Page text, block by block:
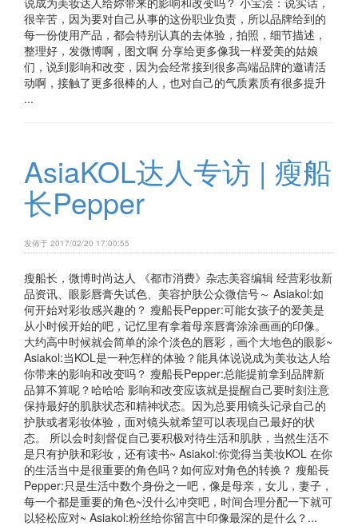
很辛苦，因为要对自己从事的这份职业负责，所以品牌给到的
每一份使用产品，都会特别认真的去体验，拍照，细节描述，
整理好，发微博啊，图文啊 分享给更多像我一样爱美的姑娘
们，说到影响和改变，因为会经常接到很多高端品牌的邀请活
动啊，接触了更多很棒的人，也对自己的气质素质有很多提升
...
AsiaKOL达人专访 | 瘦船
长Pepper
发佈于 2017/02/20 17:00:55
瘦船长，微博时尚达人 《都市消费》杂志美容编辑 经营彩妆新
品资讯、眼影唇膏失试色、美容护肤公众微信号～ Asiakol:如
何开始对彩妆感兴趣的？ 瘦船長Pepper:可能女孩子的爱美是
从小时候开始的吧，记忆里有拿着母亲唇膏涂涂画画的印像。
大约高中时候就会简单的涂个淡色的唇彩，画个大地色的眼影~
Asiakol:当KOL是一种怎样的体验？能具体说说成为美妆达人给
你带来的影响和改变吗？ 瘦船長Pepper:总能提前拿到品牌新
品算不算呢？哈哈哈 影响和改变应该就是提醒自己要时刻注意
保持最好的肌肤状态和精神状态。因为总要用镜头记录自己的
护肤或者彩妆体验，面对镜头就希望可以表现自己最好的状
态。 所以会时刻督促自己要积极对待生活和肌肤，当然生活不
是只有护肤和彩妆，还有读书~ Asiakol:你觉得当美妆KOL 在你
的生活当中是很重要的角色吗？如何应对角色的转换？ 瘦船長
Pepper:只是生活中数个身份之一吧，像是母亲，女儿，妻子，
每一个都是重要的角色~没什么冲突吧，时间合理分配一下就可
以轻松应对~ Asiakol:粉丝给你留言中印像最深的是什么？...